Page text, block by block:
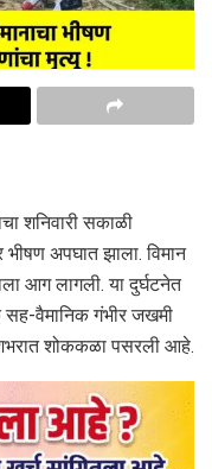
शनिवारी सकाळी
अपघात झाला. विमान
आग लागली. या दुर्घटनेत
वैमानिक गंभीर जखमी
शोककळा पसरली आहे.